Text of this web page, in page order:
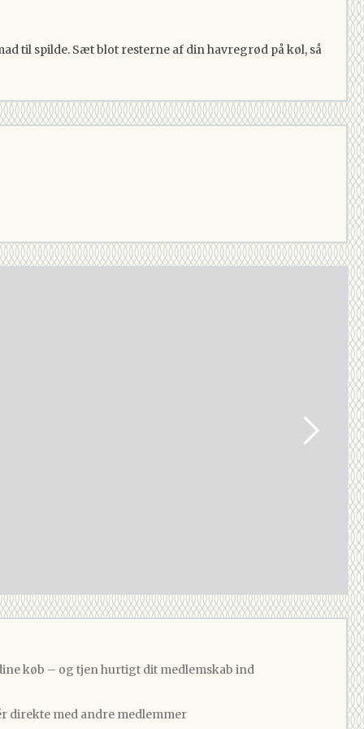
til spilde. Sæt blot resterne af din havregrød på køl, så
køb – og tjen hurtigt dit medlemskab ind
direkte med andre medlemmer